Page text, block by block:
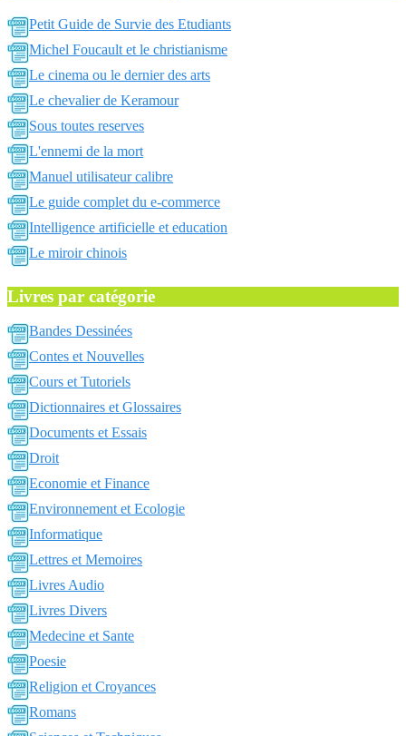
Petit Guide de Survie des Etudiants
Michel Foucault et le christianisme
Le cinema ou le dernier des arts
Le chevalier de Keramour
Sous toutes reserves
L'ennemi de la mort
Manuel utilisateur calibre
Le guide complet du e-commerce
Intelligence artificielle et education
Le miroir chinois
Livres par catégorie
Bandes Dessinées
Contes et Nouvelles
Cours et Tutoriels
Dictionnaires et Glossaires
Documents et Essais
Droit
Economie et Finance
Environnement et Ecologie
Informatique
Lettres et Memoires
Livres Audio
Livres Divers
Medecine et Sante
Poesie
Religion et Croyances
Romans